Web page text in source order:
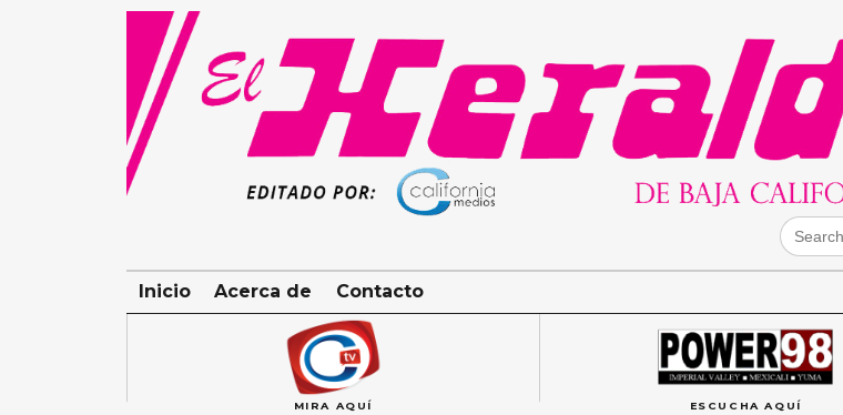
Search
for:
Inicio Acerca de Contacto
MIRA AQUÍ ESCUCHA AQUÍ